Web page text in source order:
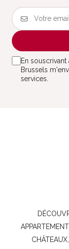
En
Brussels
services.